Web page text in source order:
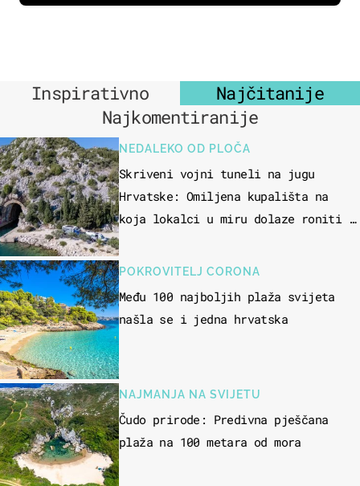
Inspirativno
Najčitanije
Najkomentiranije
NEDALEKO OD PLOČA
Skriveni vojni tuneli na jugu
Hrvatske: Omiljena kupališta na
koja lokalci u miru dolaze roniti i
POKROVITELJ CORONA
Među 100 najboljih plaža svijeta
našla se i jedna hrvatska
NAJMANJA NA SVIJETU
Čudo prirode: Predivna pješčana
plaža na 100 metara od mora